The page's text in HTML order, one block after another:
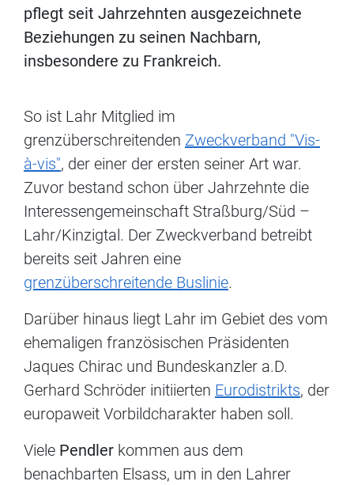
pflegt seit Jahrzehnten ausgezeichnete
Beziehungen zu seinen Nachbarn,
insbesondere zu Frankreich.
So ist Lahr Mitglied im
grenzüberschreitenden Zweckverband "Vis-
à-vis", der einer der ersten seiner Art war.
Zuvor bestand schon über Jahrzehnte die
Interessengemeinschaft Straßburg/Süd –
Lahr/Kinzigtal. Der Zweckverband betreibt
bereits seit Jahren eine
grenzüberschreitende Buslinie.
Darüber hinaus liegt Lahr im Gebiet des vom
ehemaligen französischen Präsidenten
Jaques Chirac und Bundeskanzler a.D.
Gerhard Schröder initiierten Eurodistrikts, der
europaweit Vorbildcharakter haben soll.
Viele Pendler kommen aus dem
benachbarten Elsass, um in den Lahrer